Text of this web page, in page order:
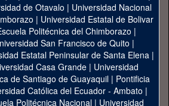
de Otavalo | Universidad Nacional
| Universidad Estatal de Bolivar
Politécnica del Chimborazo |
San Francisco de Quito |
Estatal Peninsular de Santa Elena|
Casa Grande | Universidad
de Santiago de Guayaquil| Pontificia
Católica del Ecuador - Ambato |
Politécnica Nacional| Universidad